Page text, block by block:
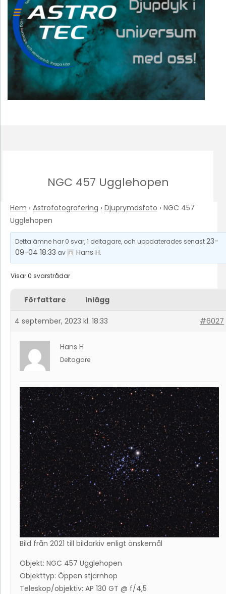
NGC 457 Ugglehopen
Hem › Astrofotografering › Djuprymdsfoto › NGC 457
Ugglehopen
Detta ämne har 0 svar, 1 deltagare, och uppdaterades senast23-
09-04 18:33 av Hans H.
Visar 0 svarstrådar
Författare Inlägg
4 september, 2023 kl. 18:33 #6027
Hans H
Deltagare
Bild från 2021 till bildarkiv enligt önskemål
Objekt: NGC 457 Ugglehopen
Objekttyp: Öppen stjärnhop
Teleskop/objektiv: AP 130 GT @ f/4,5